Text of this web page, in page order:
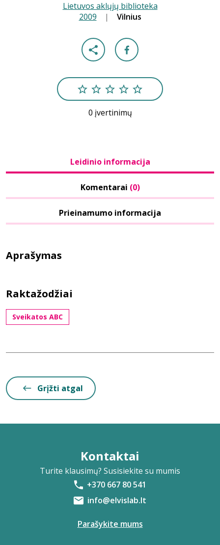
Lietuvos aklųjų biblioteka
2009 | Vilnius
0 įvertinimų
Leidinio informacija
Komentarai (0)
Prieinamumo informacija
Aprašymas
Raktažodžiai
Sveikatos ABC
Grįžti atgal
Kontaktai
Turite klausimų? Susisiekite su mumis
+370 667 80 541
info@elvislab.lt
Parašykite mums